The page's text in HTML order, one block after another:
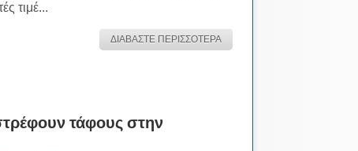
τιμέ...
ΔΙΑΒΑΣΤΕ ΠΕΡΙΣΣΟΤΕΡΑ
τάφους στην